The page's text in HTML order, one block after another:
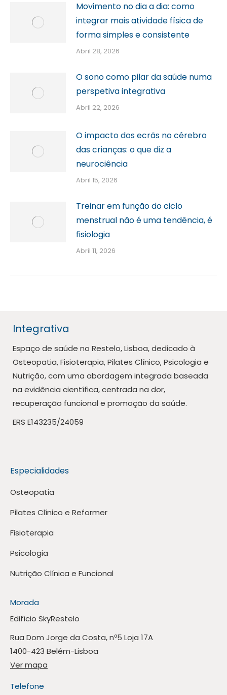
Movimento no dia a dia: como
integrar mais atividade física de
forma simples e consistente
Abril 28, 2026
O sono como pilar da saúde numa
perspetiva integrativa
Abril 22, 2026
O impacto dos ecrãs no cérebro
das crianças: o que diz a
neurociência
Abril 15, 2026
Treinar em função do ciclo
menstrual não é uma tendência, é
fisiologia
Abril 11, 2026
Integrativa
Espaço de saúde no Restelo, Lisboa, dedicado à
Osteopatia, Fisioterapia, Pilates Clínico, Psicologia e
Nutrição, com uma abordagem integrada baseada
na evidência científica, centrada na dor,
recuperação funcional e promoção da saúde.
ERS E143235/24059
Especialidades
Osteopatia
Pilates Clínico e Reformer
Fisioterapia
Psicologia
Nutrição Clínica e Funcional
Morada
Edifício SkyRestelo
Rua Dom Jorge da Costa, nº5 Loja 17A
1400-423 Belém-Lisboa
Ver mapa
Telefone